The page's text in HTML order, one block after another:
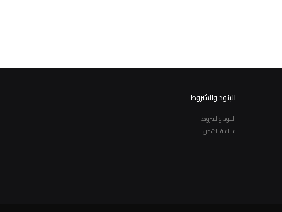
البنود والشروط
البنود والشروط
سياسة الشحن